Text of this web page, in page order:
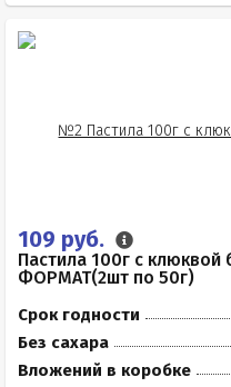
109 руб.
Пастила 100г с
ФОРМАТ(2шт по 50г)
Срок годности
Без сахара
Вложений в коробке